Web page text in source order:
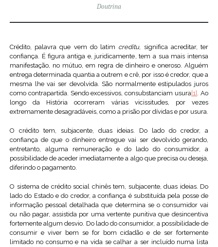
Doutrina
Crédito, palavra que vem do latim creditu, significa acreditar, ter
confiança. É figura antiga e, juridicamente, tem a sua mais intensa
manifestação, no mútuo, em regra de dinheiro e oneroso. Alguém
entrega determinada quantia a outrem e crê, por isso é credor, que a
mesma lhe vai ser devolvida. São normalmente estipulados juros
como contrapartida. Sendo excessivos, consubstanciam usura[1] . Ao
longo da História ocorreram várias vicissitudes, por vezes
extremamente desagradáveis, como a prisão por dívidas e por usura.
O crédito tem, subjacente, duas ideias. Do lado do credor, a
confiança de que o dinheiro entregue vai ser devolvido gerando,
entretanto, alguma remuneração e do lado do consumidor, a
possibilidade de aceder imediatamente a algo que precisa ou deseja,
diferindo o pagamento.
O sistema de crédito social chinês tem, subjacente, duas ideias. Do
lado do Estado e do credor, a confiança é substituída pela posse de
informação pessoal detalhada que determina se o consumidor vai
ou não pagar, assistida por uma vertente punitiva que desincentiva
fortemente algum desvio. Do lado do consumidor, a possibilidade de
consumir e viver bem se for bom cidadão e de ser fortemente
limitado no consumo e na vida se calhar a ser incluído numa lista